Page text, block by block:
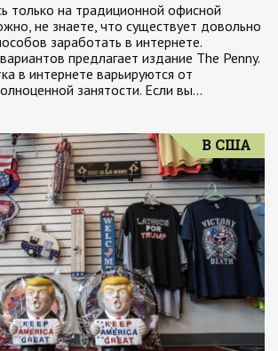
только на традиционной офисной
не знаете, что существует довольно
заработать в интернете.
предлагает издание The Penny.
в интернете варьируются от
занятости. Если вы…
В США